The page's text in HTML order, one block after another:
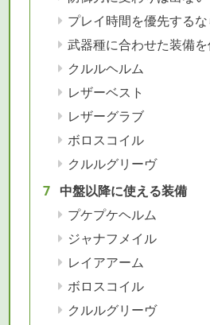
プレイ時間を優先する
武器種に合わせた装備
クルルヘルム
レザーベスト
レザーグラブ
ボロスコイル
クルルグリーヴ
中盤以降に使える装備
プケプケヘルム
ジャナフメイル
レイアアーム
ボロスコイル
クルルグリーヴ